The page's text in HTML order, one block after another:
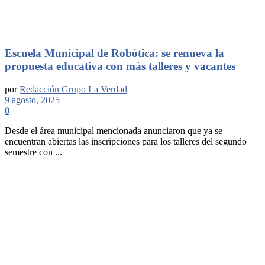
Escuela Municipal de Robótica: se renueva la
propuesta educativa con más talleres y vacantes
por Redacción Grupo La Verdad
9 agosto, 2025
0
Desde el área municipal mencionada anunciaron que ya se
encuentran abiertas las inscripciones para los talleres del segundo
semestre con ...